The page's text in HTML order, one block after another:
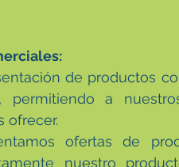
de productos
permitiendo a
ofrecer.
ofertas de
nuestro